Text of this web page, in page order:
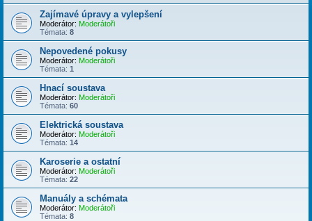
Zajímavé úpravy a vylepšení
Moderátor: Moderátoři
Témata: 8
Nepovedené pokusy
Moderátor: Moderátoři
Témata: 1
Hnací soustava
Moderátor: Moderátoři
Témata: 60
Elektrická soustava
Moderátor: Moderátoři
Témata: 14
Karoserie a ostatní
Moderátor: Moderátoři
Témata: 22
Manuály a schémata
Moderátor: Moderátoři
Témata: 8